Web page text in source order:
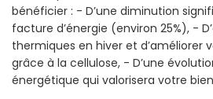
bénéficier : - D’une diminution
facture d’énergie (environ 25%), -
thermiques en hiver et d’améliorer
grâce à la cellulose, - D’une
énergétique qui valorisera votre